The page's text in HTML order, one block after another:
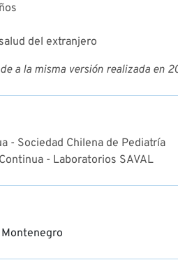
del extranjero
a la misma versión realizada en
- Sociedad Chilena de Pediatría
- Laboratorios SAVAL